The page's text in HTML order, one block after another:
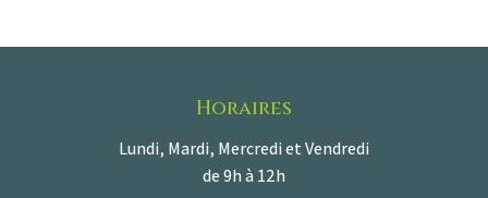
Horaires
Lundi, Mardi, Mercredi et Vendredi
de 9h à 12h